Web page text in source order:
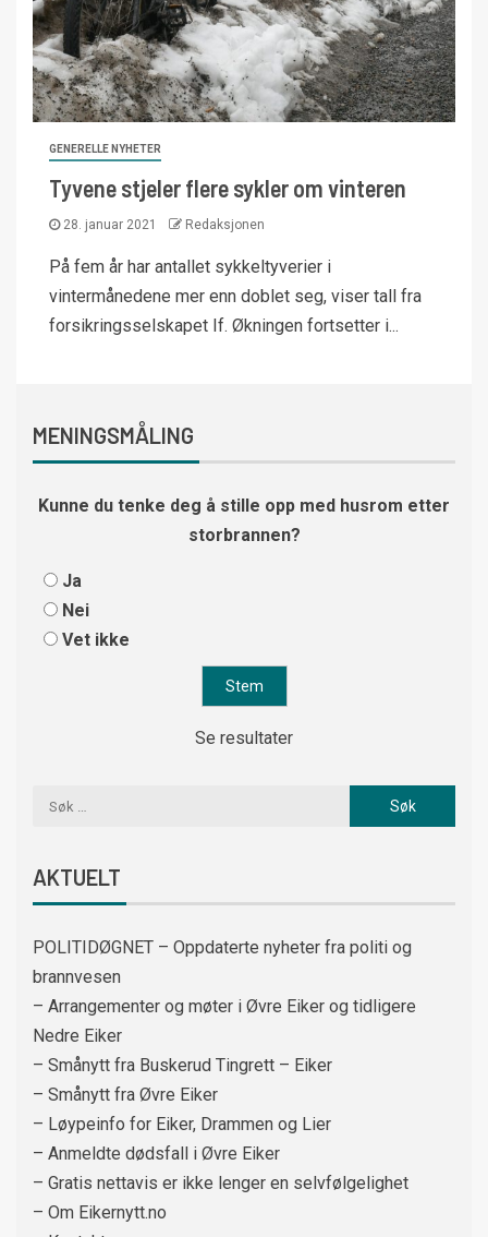
GENERELLE NYHETER
Tyvene stjeler flere sykler om vinteren
28. januar 2021 Redaksjonen
På fem år har antallet sykkeltyverier i
vintermånedene mer enn doblet seg, viser tall fra
forsikringsselskapet If. Økningen fortsetter i...
MENINGSMÅLING
Kunne du tenke deg å stille opp med husrom etter
storbrannen?
Ja
Nei
Vet ikke
Se resultater
AKTUELT
POLITIDØGNET – Oppdaterte nyheter fra politi og
brannvesen
– Arrangementer og møter i Øvre Eiker og tidligere
Nedre Eiker
– Smånytt fra Buskerud Tingrett – Eiker
– Smånytt fra Øvre Eiker
– Løypeinfo for Eiker, Drammen og Lier
– Anmeldte dødsfall i Øvre Eiker
– Gratis nettavis er ikke lenger en selvfølgelighet
– Om Eikernytt.no